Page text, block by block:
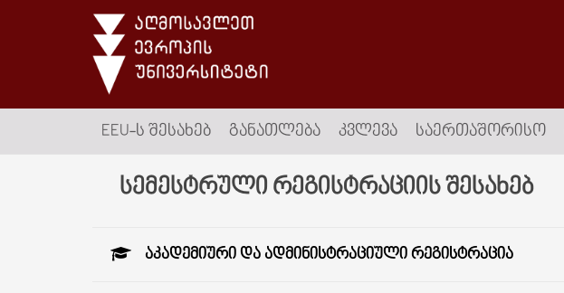
EEU-Ს ᲨᲔᲡᲐᲮᲔᲑ ᲒᲐᲜᲐᲗᲚᲔᲑᲐ ᲙᲕᲚᲔᲕᲐ ᲡᲐᲔᲠᲗᲐᲨᲝᲠᲘᲡᲝ
სემესტრული რეგისტრაციის შესახებ
ᲐᲙᲐᲓᲔᲛᲘᲣᲠᲘ ᲓᲐ ᲐᲓᲛᲘᲜᲘᲡᲢᲠᲐᲪᲘᲣᲚᲘ ᲠᲔᲒᲘᲡᲢᲠᲐᲪᲘᲐ